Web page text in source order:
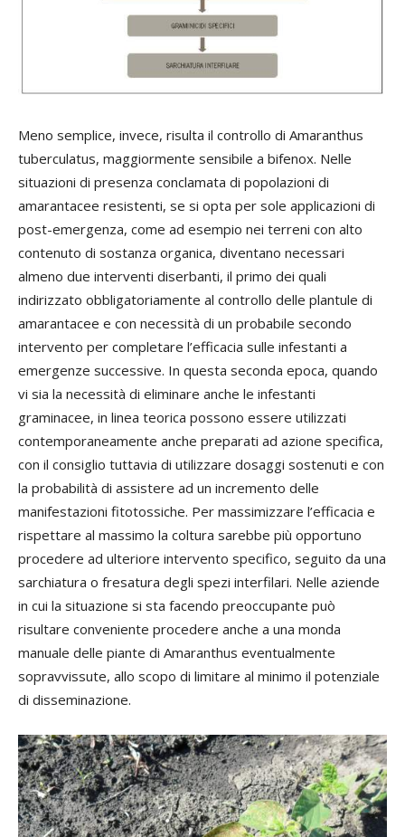
Meno semplice, invece, risulta il controllo di Amaranthus
tuberculatus, maggiormente sensibile a bifenox. Nelle
situazioni di presenza conclamata di popolazioni di
amarantacee resistenti, se si opta per sole applicazioni di
post-emergenza, come ad esempio nei terreni con alto
contenuto di sostanza organica, diventano necessari
almeno due interventi diserbanti, il primo dei quali
indirizzato obbligatoriamente al controllo delle plantule di
amarantacee e con necessità di un probabile secondo
intervento per completare l’efficacia sulle infestanti a
emergenze successive. In questa seconda epoca, quando
vi sia la necessità di eliminare anche le infestanti
graminacee, in linea teorica possono essere utilizzati
contemporaneamente anche preparati ad azione specifica,
con il consiglio tuttavia di utilizzare dosaggi sostenuti e con
la probabilità di assistere ad un incremento delle
manifestazioni fitotossiche. Per massimizzare l’efficacia e
rispettare al massimo la coltura sarebbe più opportuno
procedere ad ulteriore intervento specifico, seguito da una
sarchiatura o fresatura degli spezi interfilari. Nelle aziende
in cui la situazione si sta facendo preoccupante può
risultare conveniente procedere anche a una monda
manuale delle piante di Amaranthus eventualmente
sopravvissute, allo scopo di limitare al minimo il potenziale
di disseminazione.